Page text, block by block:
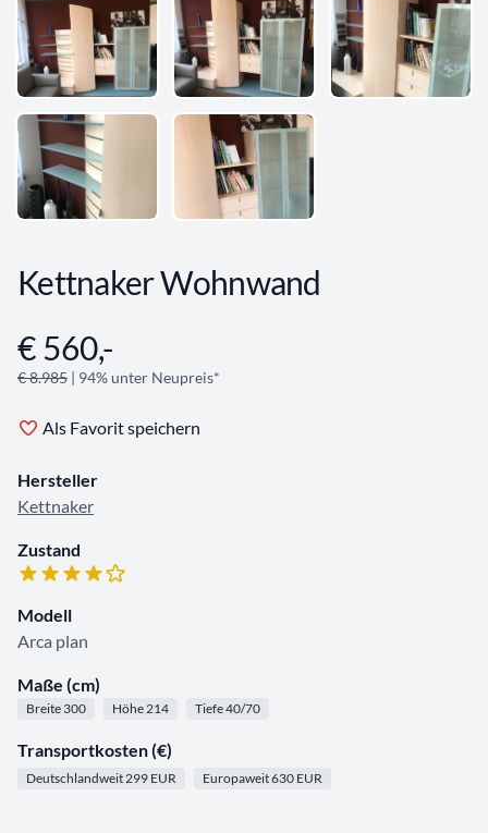
Kettnaker Wohnwand
Angebotsinformationen
€ 560,-
€ 8.985 | 94% unter Neupreis*
Als Favorit speichern
Hersteller
Kettnaker
Zustand
Modell
Arca plan
Maße (cm)
Breite 300 Höhe 214 Tiefe 40/70
Transportkosten (€)
Deutschlandweit 299 EUR Europaweit 630 EUR